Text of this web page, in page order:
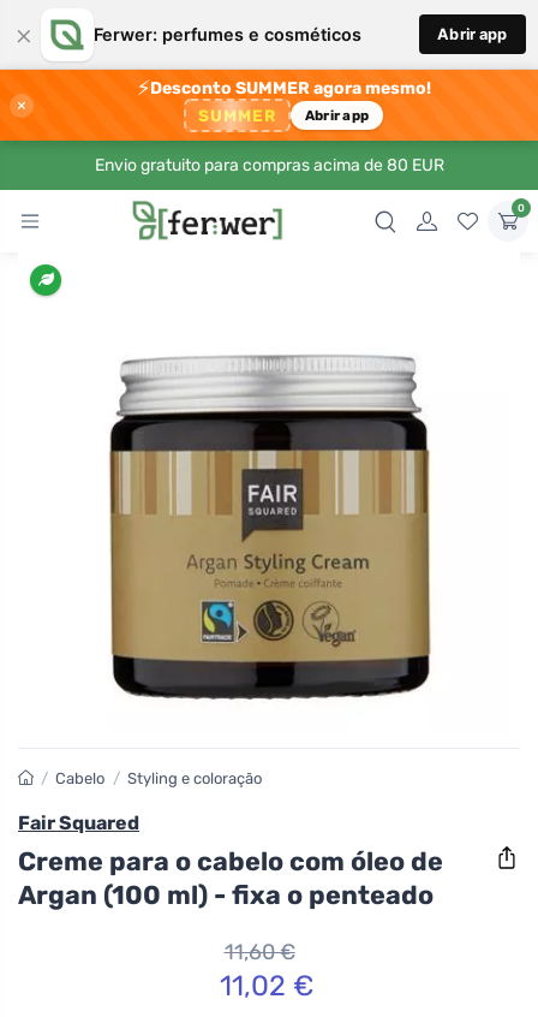
× Ferwer: perfumes e cosméticos Abrir app
×
⚡Desconto SUMMER agora mesmo!
SUMMER Abrir app
Envio gratuito para compras acima de 80 EUR
0
/ Cabelo / Styling e coloração
Fair Squared
Creme para o cabelo com óleo de
Argan (100 ml) - fixa o penteado
11,60 €
11,02 €